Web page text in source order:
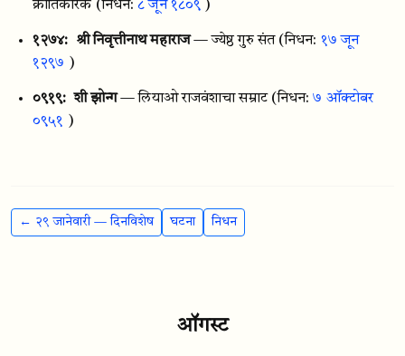
क्रांतिकारक (निधन:८ जून १८०९ )
१२७४: श्री निवृत्तीनाथ महाराज — ज्येष्ठ गुरु संत (निधन: १७ जून
१२९७ )
०९१९: शी झोन्ग — लियाओ राजवंशाचा सम्राट (निधन:७ ऑक्टोबर
०९५१
)
← २९ जानेवारी — दिनविशेष घटना निधन
ऑगस्ट